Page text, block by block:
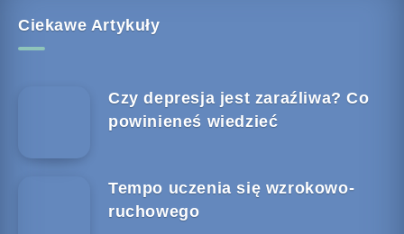
Ciekawe Artykuły
Czy depresja jest zaraźliwa? Co
powinieneś wiedzieć
Tempo uczenia się wzrokowo-
ruchowego